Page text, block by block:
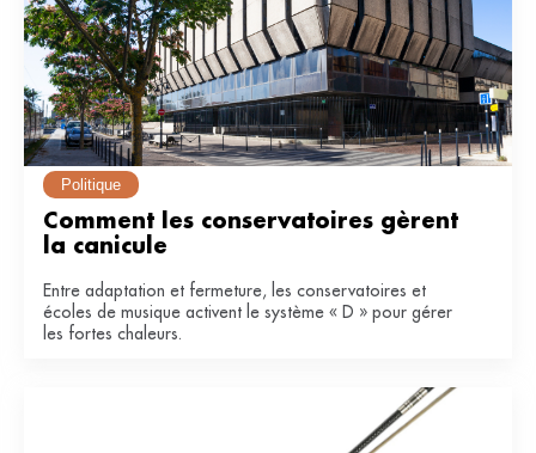
Politique
Comment les conservatoires gèrent
la canicule
Entre adaptation et fermeture, les conservatoires et
écoles de musique activent le système « D » pour gérer
les fortes chaleurs.